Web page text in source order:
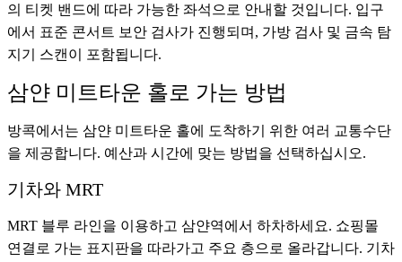
의 티켓 밴드에 따라 가능한 좌석으로 안내할 것입니다. 입구
에서 표준 콘서트 보안 검사가 진행되며, 가방 검사 및 금속 탐
지기 스캔이 포함됩니다.
삼얀 미트타운 홀로 가는 방법
방콕에서는 삼얀 미트타운 홀에 도착하기 위한 여러 교통수단
을 제공합니다. 예산과 시간에 맞는 방법을 선택하십시오.
기차와 MRT
MRT 블루 라인을 이용하고 삼얀역에서 하차하세요. 쇼핑몰
연결로 가는 표지판을 따라가고 주요 층으로 올라갑니다. 기차